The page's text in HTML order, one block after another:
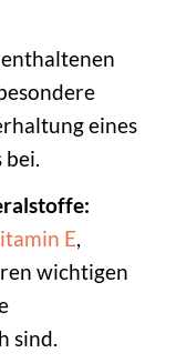
eines
bei.
E,
wichtigen
sind.